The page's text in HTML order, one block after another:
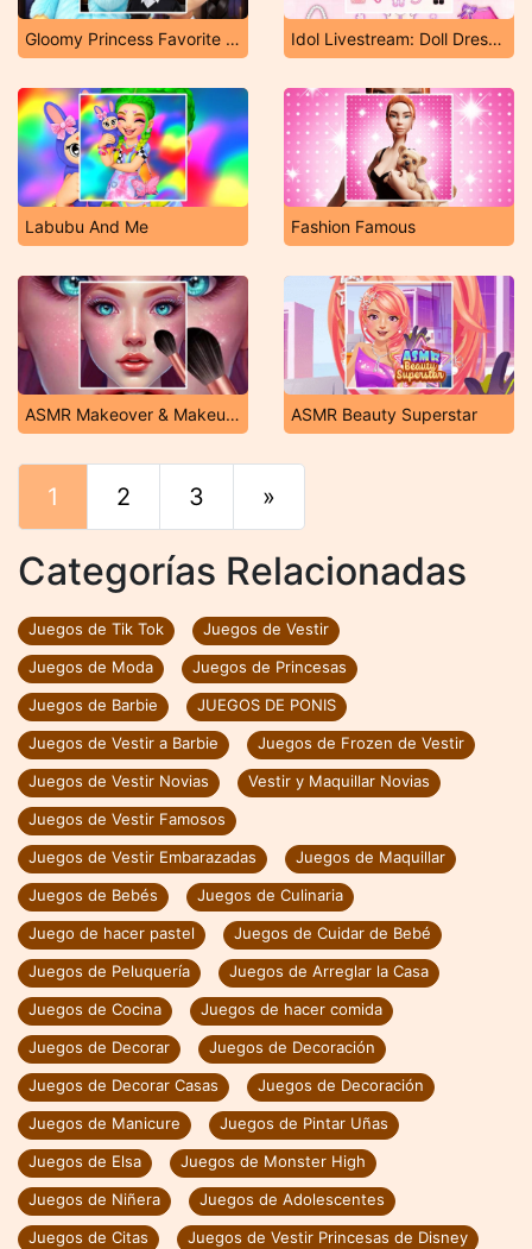
Gloomy Princess Favorite Toy Idol Livestream: Doll Dress Up
Labubu And Me Fashion Famous
ASMR Makeover & Makeup Studio ASMR Beauty Superstar
1 2 3 »
Categorías Relacionadas
Juegos de Tik Tok
Juegos de Vestir
Juegos de Moda
Juegos de Princesas
Juegos de Barbie
JUEGOS DE PONIS
Juegos de Vestir a Barbie
Juegos de Frozen de Vestir
Juegos de Vestir Novias
Vestir y Maquillar Novias
Juegos de Vestir Famosos
Juegos de Vestir Embarazadas
Juegos de Maquillar
Juegos de Bebés
Juegos de Culinaria
Juego de hacer pastel
Juegos de Cuidar de Bebé
Juegos de Peluquería
Juegos de Arreglar la Casa
Juegos de Cocina
Juegos de hacer comida
Juegos de Decorar
Juegos de Decoración
Juegos de Decorar Casas
Juegos de Decoración
Juegos de Manicure
Juegos de Pintar Uñas
Juegos de Elsa
Juegos de Monster High
Juegos de Niñera
Juegos de Adolescentes
Juegos de Citas
Juegos de Vestir Princesas de Disney